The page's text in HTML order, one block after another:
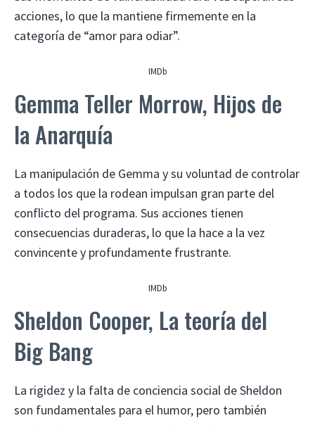
acciones, lo que la mantiene firmemente en la
categoría de “amor para odiar”.
IMDb
Gemma Teller Morrow, Hijos de
la Anarquía
La manipulación de Gemma y su voluntad de controlar
a todos los que la rodean impulsan gran parte del
conflicto del programa. Sus acciones tienen
consecuencias duraderas, lo que la hace a la vez
convincente y profundamente frustrante.
IMDb
Sheldon Cooper, La teoría del
Big Bang
La rigidez y la falta de conciencia social de Sheldon
son fundamentales para el humor, pero también